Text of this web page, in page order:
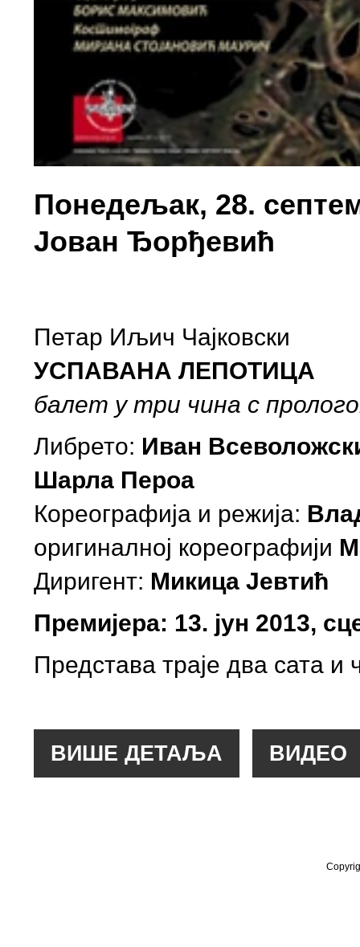
Понедељак, 28.
Joвaн Ђoрђeвић
Петар Иљич Чајковски
УСПАВАНА ЛЕПОТИЦА
балет у три чина с
Либрето: Иван
Шарла Пероа
Кореографија и режија:
оригиналној кореографији
Диригент: Микица Јевтић
Премијера: 13. јун 2013,
Представа траје два сата и